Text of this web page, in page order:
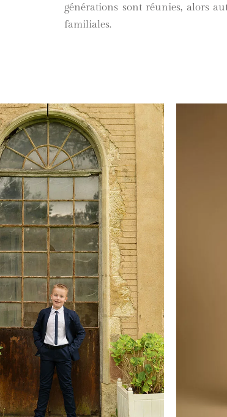
générations sont réunies, alors
familiales.